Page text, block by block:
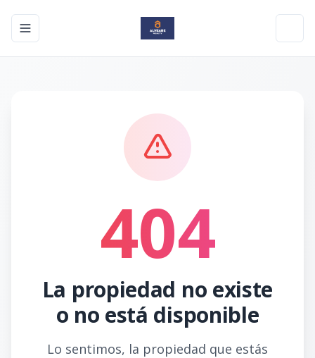
Toggle navigation menu
404
La propiedad no existe
o no está disponible
Lo sentimos, la propiedad que estás